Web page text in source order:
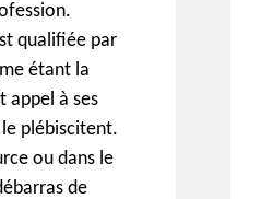
qualifiée par
étant la
appel à ses
plébiscitent.
ou dans le
de